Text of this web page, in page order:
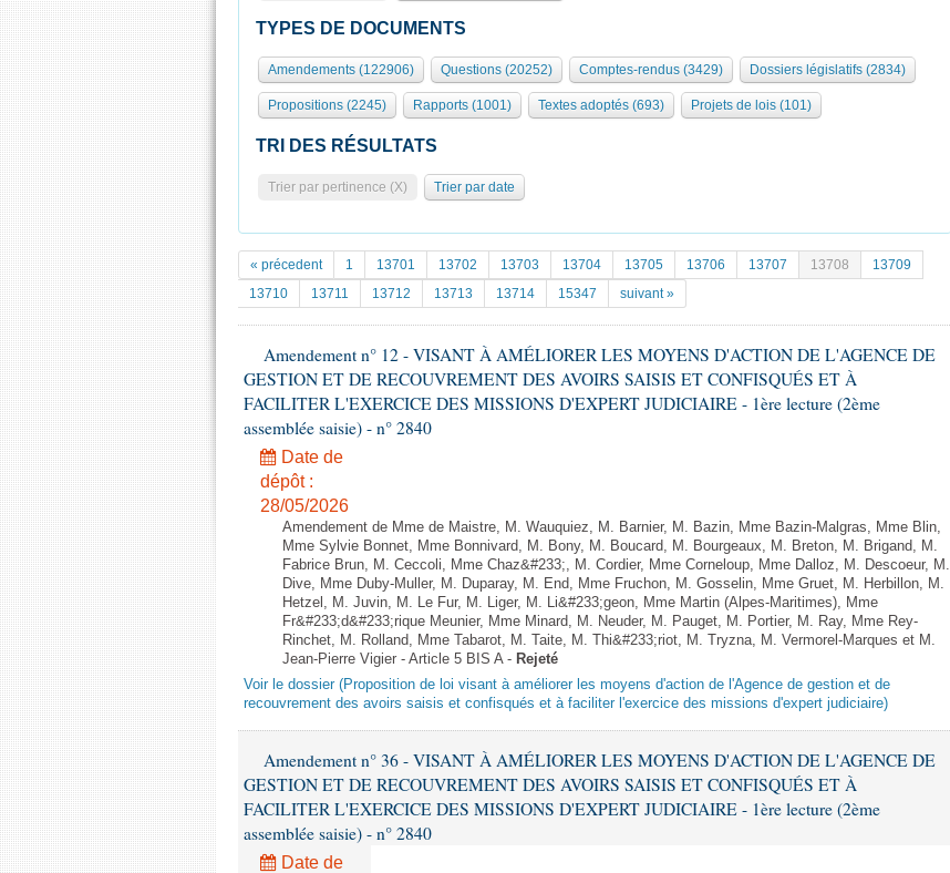
TYPES DE DOCUMENTS
Amendements (122906) Questions (20252) Comptes-rendus (3429) Dossiers législatifs (2834)
Propositions (2245) Rapports (1001) Textes adoptés (693) Projets de lois (101)
TRI DES RÉSULTATS
Trier par pertinence (X) Trier par date
« précedent 1 13701 13702 13703 13704 13705 13706 13707 13708
13709
13710
13711 13712 13713 13714 15347 suivant »
Amendement n° 12 - VISANT À AMÉLIORER LES MOYENS D'ACTION DE L'AGENCE DE
GESTION ET DE RECOUVREMENT DES AVOIRS SAISIS ET CONFISQUÉS ET À
FACILITER L'EXERCICE DES MISSIONS D'EXPERT JUDICIAIRE - 1ère lecture (2ème
assemblée saisie) - n° 2840
Date de
dépôt :
28/05/2026
Amendement de Mme de Maistre, M. Wauquiez, M. Barnier, M. Bazin, Mme Bazin-Malgras, Mme Blin,
Mme Sylvie Bonnet, Mme Bonnivard, M. Bony, M. Boucard, M. Bourgeaux, M. Breton, M. Brigand, M.
Fabrice Brun, M. Ceccoli, Mme Chaz&#233;, M. Cordier, Mme Corneloup, Mme Dalloz, M. Descoeur, M.
Dive, Mme Duby-Muller, M. Duparay, M. End, Mme Fruchon, M. Gosselin, Mme Gruet, M. Herbillon, M.
Hetzel, M. Juvin, M. Le Fur, M. Liger, M. Li&#233;geon, Mme Martin (Alpes-Maritimes), Mme
Fr&#233;d&#233;rique Meunier, Mme Minard, M. Neuder, M. Pauget, M. Portier, M. Ray, Mme Rey-
Rinchet, M. Rolland, Mme Tabarot, M. Taite, M. Thi&#233;riot, M. Tryzna, M. Vermorel-Marques et M.
Jean-Pierre Vigier - Article 5 BIS A - Rejeté
Voir le dossier (Proposition de loi visant à améliorer les moyens d'action de l'Agence de gestion et de
recouvrement des avoirs saisis et confisqués et à faciliter l'exercice des missions d'expert judiciaire)
Amendement n° 36 - VISANT À AMÉLIORER LES MOYENS D'ACTION DE L'AGENCE DE
GESTION ET DE RECOUVREMENT DES AVOIRS SAISIS ET CONFISQUÉS ET À
FACILITER L'EXERCICE DES MISSIONS D'EXPERT JUDICIAIRE - 1ère lecture (2ème
assemblée saisie) - n° 2840
Date de